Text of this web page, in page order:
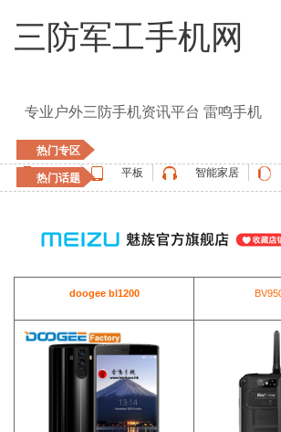
三防军工手机网
专业户外三防手机资讯平台 雷鸣手机
热门专区
手机
平板 智能家居
热门话题
vernee
doogee bl1200